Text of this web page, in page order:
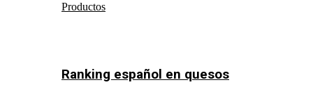
Productos
Ranking español en quesos